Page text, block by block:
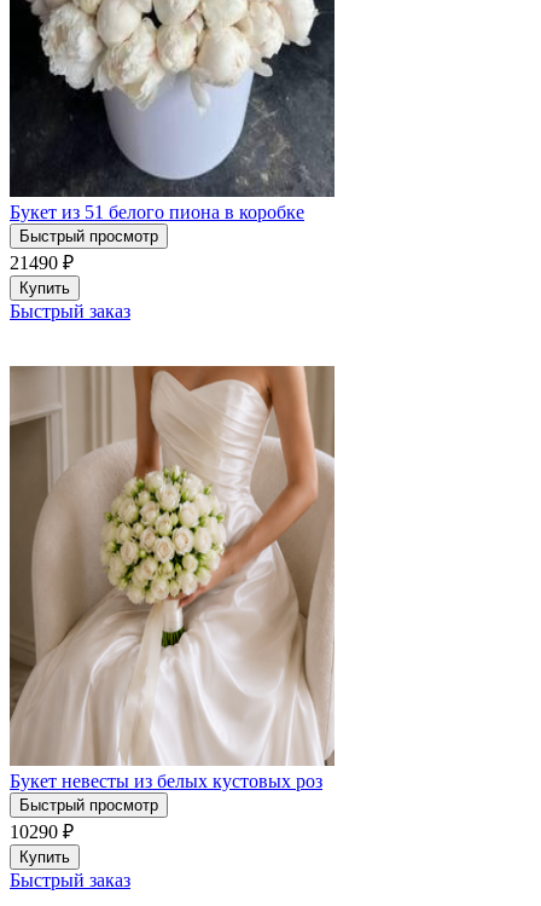
Букет из 51 белого пиона в коробке
Быстрый просмотр
21490 ₽
Купить
Быстрый заказ
Букет невесты из белых кустовых роз
Быстрый просмотр
10290 ₽
Купить
Быстрый заказ